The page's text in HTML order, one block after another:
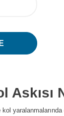
Askısı